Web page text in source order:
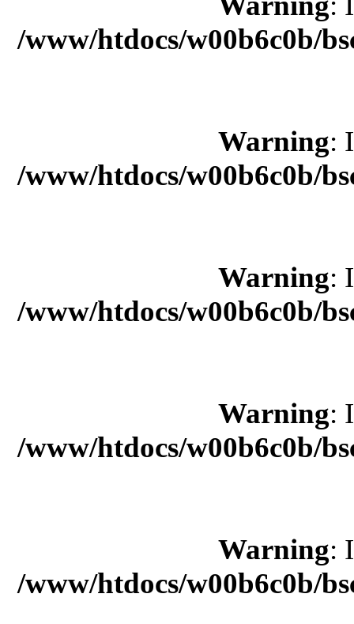
/www/htdocs/w00b6c0b/
Warning:
/www/htdocs/w00b6c0b/
Warning:
/www/htdocs/w00b6c0b/
Warning:
/www/htdocs/w00b6c0b/
Warning:
/www/htdocs/w00b6c0b/